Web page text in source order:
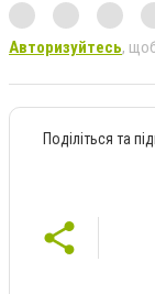
Авторизуйтесь,
Поділіться та